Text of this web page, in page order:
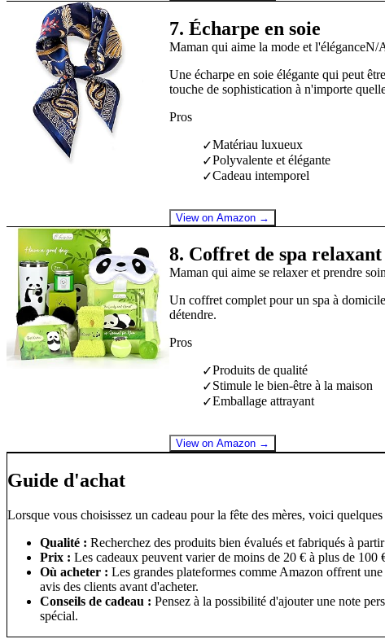
7. Écharpe en soie
Maman qui aime la mode et l'éléganceN/
Une écharpe en soie élégante qui peut
touche de sophistication à n'importe
Pros
✓Matériau luxueux
✓Polyvalente et élégante
✓Cadeau intemporel
View on Amazon →
8. Coffret de spa relaxant
Maman qui aime se relaxer et prendre
Un coffret complet pour un spa à
détendre.
Pros
✓Produits de qualité
✓Stimule le bien-être à la maison
✓Emballage attrayant
View on Amazon →
Guide d'achat
Lorsque vous choisissez un cadeau pour la fête des mères, voici quelques
Qualité : Recherchez des produits bien évalués et fabriqués à
Prix : Les cadeaux peuvent varier de moins de 20 € à plus de 100
Où acheter : Les grandes plateformes comme Amazon offrent
avis des clients avant d'acheter.
Conseils de cadeau : Pensez à la possibilité d'ajouter une note
spécial.